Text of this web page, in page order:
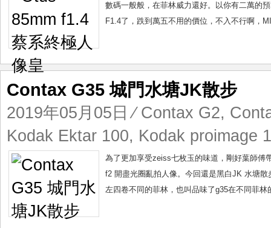
數碼一般般，在菲林威力還好。以你有二萬的
F1.4了，跌到萬五不用的價位，不入不行啊，
Contax G35 城門水塘JK散步
2019年05月05日 ⁄ Contax G2,
Kodak Ektar 100, Kodak proimage
為了更加享受zeiss七枚玉的味道，剛好葉師傅
f2 開盡光圈亂拍人像。今回還是黑白JK 水塘
左四卷不同的菲林，也叫品味了g35在不同菲